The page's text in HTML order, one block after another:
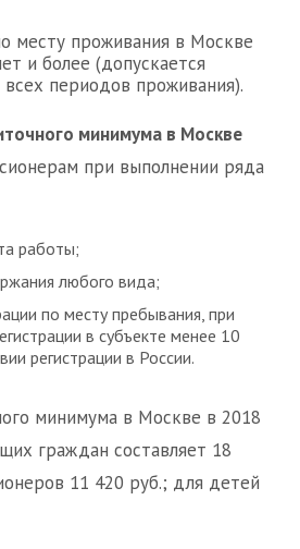
месту проживания в Москве
и более (допускается
периодов проживания).
минимума в Москве
при выполнении ряда
работы;
любого вида;
по месту пребывания, при
в субъекте менее 10
регистрации в России.
минимума в Москве в 2018
граждан составляет 18
11 420 руб.; для детей